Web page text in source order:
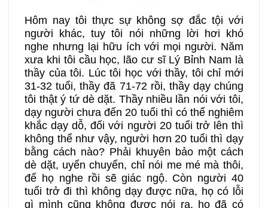
Hôm nay tôi thực sự không sợ đắc tội với
người khác, tuy tôi nói những lời hơi khó
nghe nhưng lại hữu ích với mọi người. Năm
xưa khi tôi cầu học, lão cư sĩ Lý Bỉnh Nam là
thầy của tôi. Lúc tôi học với thầy, tôi chỉ mới
31-32 tuổi, thầy đã 71-72 rồi, thầy dạy chúng
tôi thật ý tứ dè dặt. Thầy nhiều lần nói với tôi,
dạy người chưa đến 20 tuổi thì có thể nghiêm
khắc dạy dỗ, đối với người 20 tuổi trở lên thì
không thể như vậy, người hơn 20 tuổi thì dạy
bằng cách nào? Phải khuyên bảo một cách
dè dặt, uyển chuyển, chỉ nói me mé mà thôi,
để họ nghe rồi sẽ giác ngộ. Còn người 40
tuổi trở đi thì không dạy được nữa, họ có lỗi
gì mình cũng không được nói ra, họ đã có